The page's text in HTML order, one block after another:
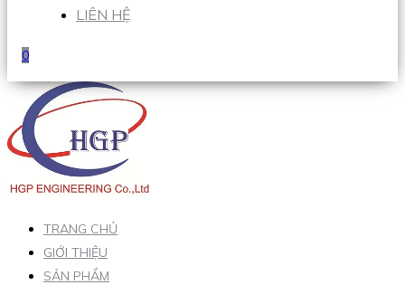
LIÊN HỆ
0
TRANG CHỦ
GIỚI THIỆU
SẢN PHẨM